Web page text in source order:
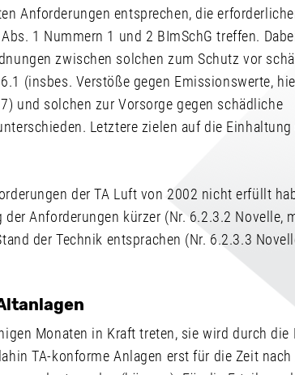
Anforderungen entsprechen, die
1 Nummern 1 und 2 BImSchG treffen.
zwischen solchen zum Schutz vor
(insbes. Verstöße gegen Emissionswerte,
und solchen zur Vorsorge gegen schädliche
Letztere zielen auf die Einhaltung
der TA Luft von 2002 nicht erfüllt
Anforderungen kürzer (Nr. 6.2.3.2 Novelle,
der Technik entsprachen (Nr. 6.2.3.3
Monaten in Kraft treten, sie wird durch die
TA-konforme Anlagen erst für die Zeit